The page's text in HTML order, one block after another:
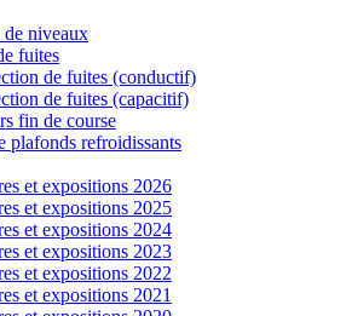
niveaux
fuites
de fuites (conductif)
de fuites (capacitif)
fin de course
plafonds refroidissants
et expositions 2026
et expositions 2025
et expositions 2024
et expositions 2023
et expositions 2022
et expositions 2021